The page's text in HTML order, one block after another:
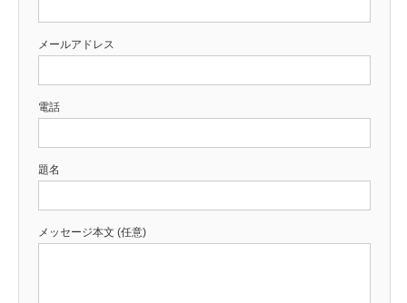
メールアドレス
電話
題名
メッセージ本文 (任意)